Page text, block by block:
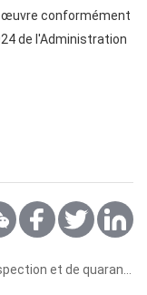
conformément
de l'Administration